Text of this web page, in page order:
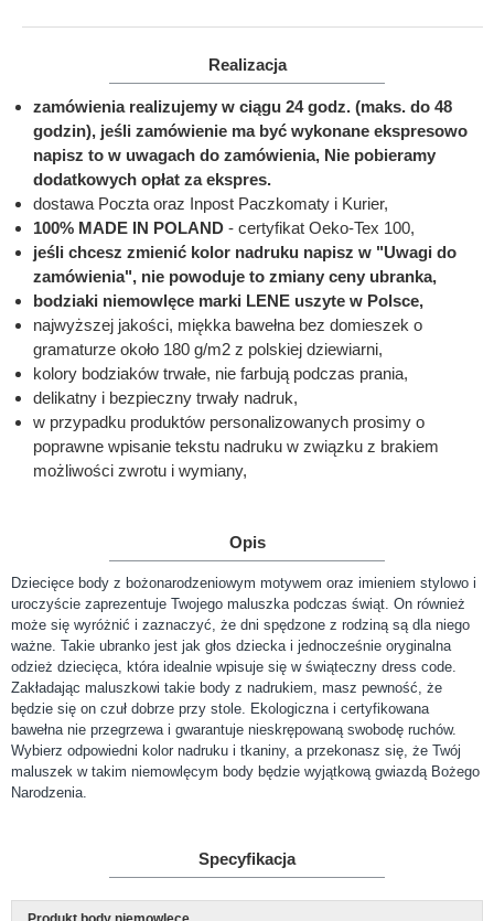
Realizacja
zamówienia realizujemy w ciągu 24 godz. (maks. do 48
godzin), jeśli zamówienie ma być wykonane ekspresowo
napisz to w uwagach do zamówienia, Nie pobieramy
dodatkowych opłat za ekspres.
dostawa Poczta oraz Inpost Paczkomaty i Kurier,
100% MADE IN POLAND - certyfikat Oeko-Tex 100,
jeśli chcesz zmienić kolor nadruku napisz w "Uwagi do
zamówienia", nie powoduje to zmiany ceny ubranka,
bodziaki niemowlęce marki LENE uszyte w Polsce,
najwyższej jakości, miękka bawełna bez domieszek o
gramaturze około 180 g/m2 z polskiej dziewiarni,
kolory bodziaków trwałe, nie farbują podczas prania,
delikatny i bezpieczny trwały nadruk,
w przypadku produktów personalizowanych prosimy o
poprawne wpisanie tekstu nadruku w związku z brakiem
możliwości zwrotu i wymiany,
Opis
Dziecięce body z bożonarodzeniowym motywem oraz imieniem stylowo i
uroczyście zaprezentuje Twojego maluszka podczas świąt. On również
może się wyróżnić i zaznaczyć, że dni spędzone z rodziną są dla niego
ważne. Takie ubranko jest jak głos dziecka i jednocześnie oryginalna
odzież dziecięca, która idealnie wpisuje się w świąteczny dress code.
Zakładając maluszkowi takie body z nadrukiem, masz pewność, że
będzie się on czuł dobrze przy stole. Ekologiczna i certyfikowana
bawełna nie przegrzewa i gwarantuje nieskrępowaną swobodę ruchów.
Wybierz odpowiedni kolor nadruku i tkaniny, a przekonasz się, że Twój
maluszek w takim niemowlęcym body będzie wyjątkową gwiazdą Bożego
Narodzenia.
Specyfikacja